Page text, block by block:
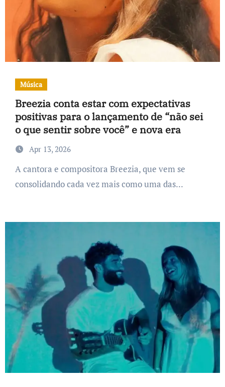
Música
Breezia conta estar com expectativas
positivas para o lançamento de “não sei
o que sentir sobre você” e nova era
Apr 13, 2026
A cantora e compositora Breezia, que vem se
consolidando cada vez mais como uma das...